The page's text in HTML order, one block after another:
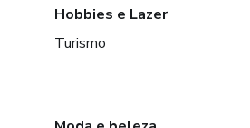
Hobbies e Lazer
Turismo